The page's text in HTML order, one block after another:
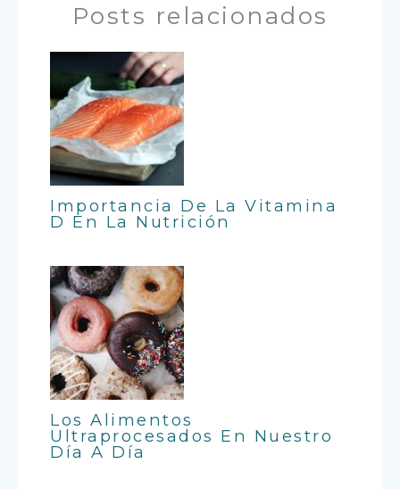
Posts relacionados
Importancia De La Vitamina
D En La Nutrición
Los Alimentos
Ultraprocesados En Nuestro
Día A Día